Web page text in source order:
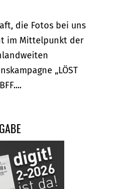
die Fotos bei uns
im Mittelpunkt der
„LÖST